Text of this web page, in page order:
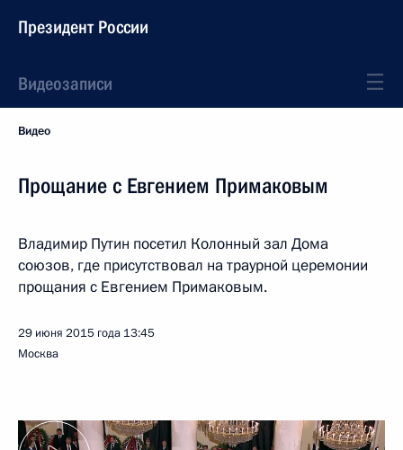
Президент России
Видеозаписи
Видео
Прощание с Евгением Примаковым
Владимир Путин посетил Колонный зал Дома
союзов, где присутствовал на траурной церемонии
прощания с Евгением Примаковым.
29 июня 2015 года 13:45
Москва